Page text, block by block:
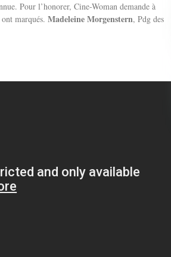
Pour l’honorer, Cine-Woman demande à
marqués. Madeleine Morgenstern, Pdg des